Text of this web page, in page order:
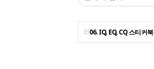
06. IQ, EQ, CQ 스티커북